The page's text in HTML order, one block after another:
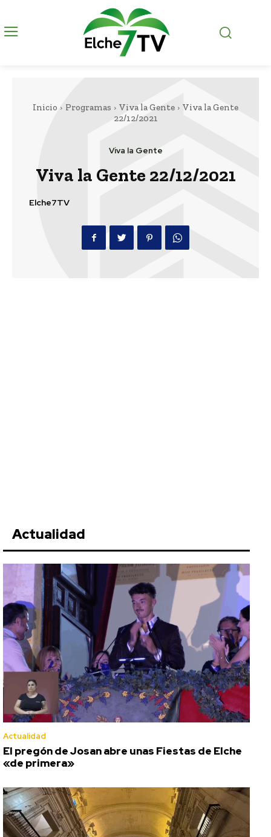
Inicio Programas Viva la Gente
Viva la Gente
22/12/2021
Viva la Gente
Viva la Gente 22/12/2021
Elche7TV
Actualidad
Actualidad
El pregón de Josan abre unas Fiestas de Elche
«de primera»